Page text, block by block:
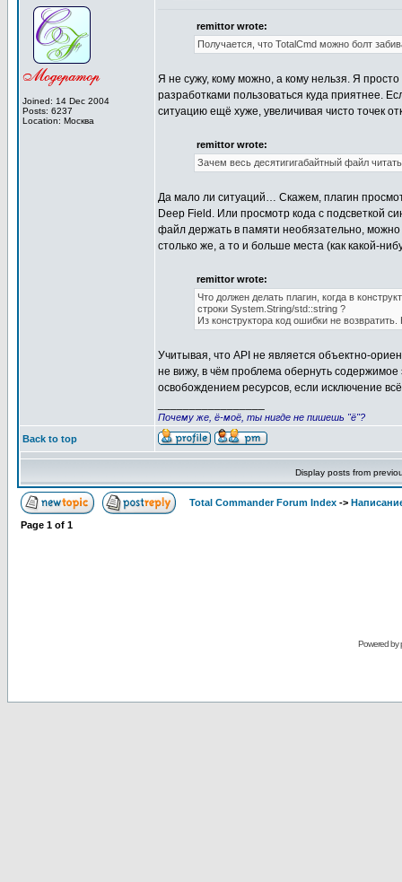
Joined: 14 Dec 2004
Posts: 6237
Location: Москва
remittor wrote:
Получается, что TotalCmd можно болт
Я не сужу, кому можно, а кому нельзя. Я
разработками пользоваться куда приятнее.
ситуацию ещё хуже, увеличивая чисто точек
remittor wrote:
Зачем весь десятигигабайтный файл
Да мало ли ситуаций… Скажем, плагин
Deep Field. Или просмотр кода с подсветкой
файл держать в памяти необязательно,
столько же, а то и больше места (как какой-
remittor wrote:
Что должен делать плагин, когда в
строки System.String/std::string ?
Из конструктора код ошибки не
Учитывая, что API не является объектно-
не вижу, в чём проблема обернуть
освобождением ресурсов, если исключение
Почему же, ё-моё, ты нигде не пишешь "ё"?
Back to top
Display posts from
Total Commander Forum Index ->
Page 1 of 1
Powered by